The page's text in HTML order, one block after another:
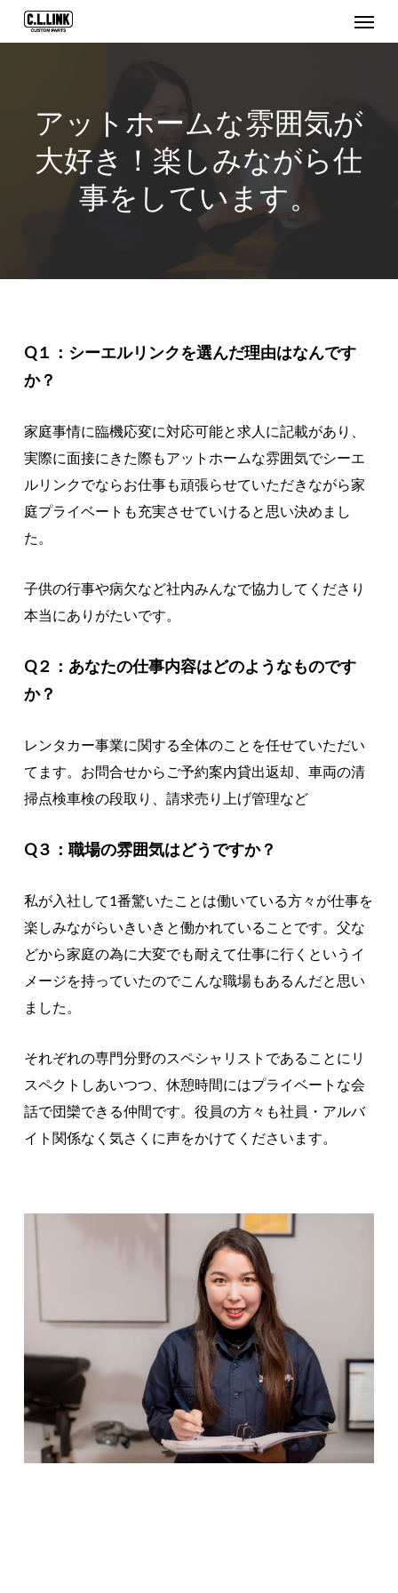
Skip
to
Menu
アットホームな雰囲気が
大好き！楽しみながら仕
事をしています。
Q１：シーエルリンクを選んだ理由はなんです
か？
家庭事情に臨機応変に対応可能と求人に記載があり、
実際に面接にきた際もアットホームな雰囲気でシーエ
ルリンクでならお仕事も頑張らせていただきながら家
庭プライベートも充実させていけると思い決めまし
た。
子供の行事や病欠など社内みんなで協力してくださり
本当にありがたいです。
Q２：あなたの仕事内容はどのようなものです
か？
レンタカー事業に関する全体のことを任せていただい
てます。お問合せからご予約案内貸出返却、車両の清
掃点検車検の段取り、請求売り上げ管理など
Q３：職場の雰囲気はどうですか？
私が入社して1番驚いたことは働いている方々が仕事を
楽しみながらいきいきと働かれていることです。父な
どから家庭の為に大変でも耐えて仕事に行くというイ
メージを持っていたのでこんな職場もあるんだと思い
ました。
それぞれの専門分野のスペシャリストであることにリ
スペクトしあいつつ、休憩時間にはプライベートな会
話で団欒できる仲間です。役員の方々も社員・アルバ
イト関係なく気さくに声をかけてくださいます。